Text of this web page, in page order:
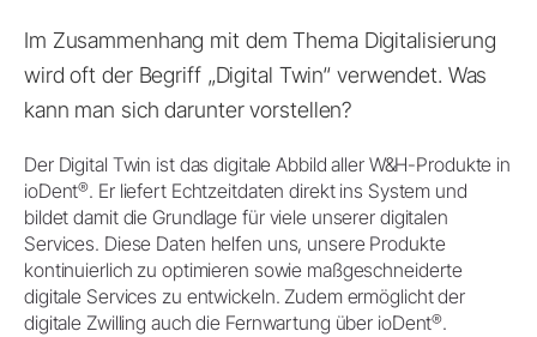
Im Zusammenhang mit dem Thema Digitalisierung
wird oft der Begriff „Digital Twin“ verwendet. Was
kann man sich darunter vorstellen?
Der Digital Twin ist das digitale Abbild aller W&H-Produkte in
ioDent®. Er liefert Echtzeitdaten direkt ins System und
bildet damit die Grundlage für viele unserer digitalen
Services. Diese Daten helfen uns, unsere Produkte
kontinuierlich zu optimieren sowie maßgeschneiderte
digitale Services zu entwickeln. Zudem ermöglicht der
digitale Zwilling auch die Fernwartung über ioDent®.